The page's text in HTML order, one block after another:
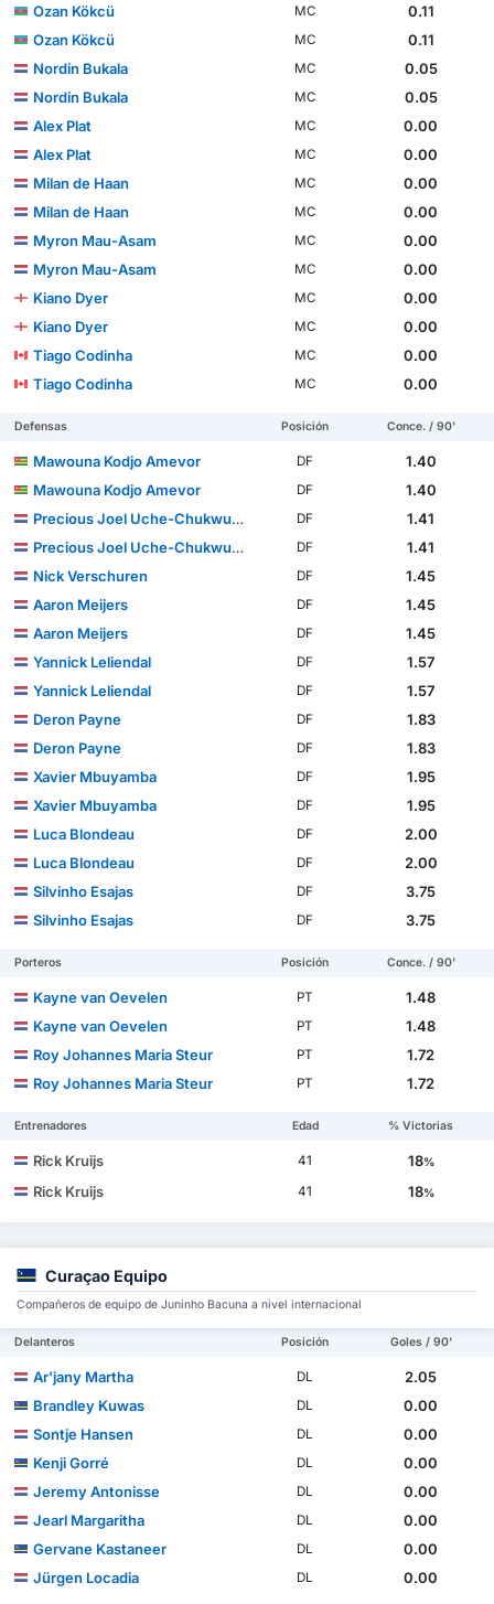
Ozan Kökcü MC
0.11
Ozan Kökcü
MC
0.11
Nordin Bukala
MC
0.05
Nordin Bukala
MC
0.05
Alex Plat
MC
0.00
Alex Plat
MC
0.00
Milan de Haan
MC
0.00
Milan de Haan
MC
0.00
Myron Mau-Asam
MC
0.00
Myron Mau-Asam
MC
0.00
Kiano Dyer
MC
0.00
Kiano Dyer
MC
0.00
Tiago Codinha
MC
0.00
Tiago Codinha
MC 0.00
Defensas Posición Conce. / 90'
Mawouna Kodjo Amevor DF
1.40
Mawouna Kodjo Amevor
DF
1.40
Precious Joel Uche-Chukwu Ugwu
DF
1.41
Precious Joel Uche-Chukwu Ugwu
DF
1.41
Nick Verschuren
DF
1.45
Aaron Meijers
DF
1.45
Aaron Meijers
DF
1.45
Yannick Leliendal
DF
1.57
Yannick Leliendal
DF
1.57
Deron Payne
DF
1.83
Deron Payne
DF
1.83
Xavier Mbuyamba
DF
1.95
Xavier Mbuyamba
DF
1.95
Luca Blondeau
DF
2.00
Luca Blondeau
DF
2.00
Silvinho Esajas
DF
3.75
Silvinho Esajas
DF 3.75
Porteros Posición Conce. / 90'
Kayne van Oevelen PT
1.48
Kayne van Oevelen
PT
1.48
Roy Johannes Maria Steur
PT
1.72
Roy Johannes Maria Steur
PT 1.72
Entrenadores Edad % Victorias
Rick Kruijs 41 18%
Rick Kruijs 41 18%
Curaçao Equipo
Compañeros de equipo de Juninho Bacuna a nivel internacional
Delanteros Posición Goles / 90'
Ar'jany Martha DL
2.05
Brandley Kuwas
DL
0.00
Sontje Hansen
DL
0.00
Kenji Gorré
DL
0.00
Jeremy Antonisse
DL
0.00
Jearl Margaritha
DL
0.00
Gervane Kastaneer
DL
0.00
Jürgen Locadia
DL 0.00